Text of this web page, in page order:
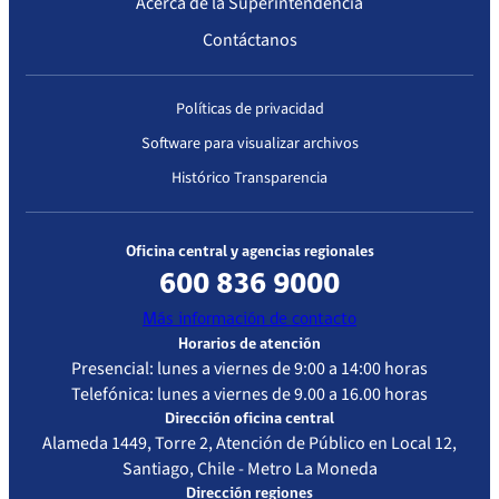
Contáctanos
Políticas de privacidad
Software para visualizar archivos
Histórico Transparencia
Oficina central y agencias regionales
600 836 9000
Más información de contacto
Horarios de atención
Presencial: lunes a viernes de 9:00 a 14:00 horas
Telefónica: lunes a viernes de 9.00 a 16.00 horas
Dirección oficina central
Alameda 1449, Torre 2, Atención de Público en Local 12,
Santiago, Chile - Metro La Moneda
Dirección regiones